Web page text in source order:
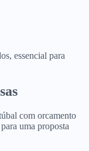
essencial para
com orcamento
uma proposta